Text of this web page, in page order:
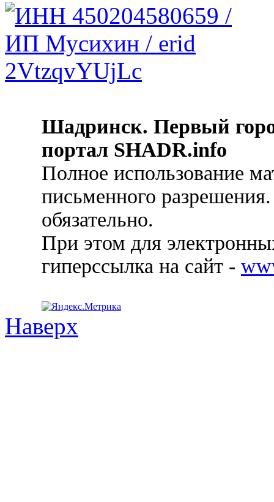
Шадринск. Первый
портал SHADR.info
Полное использование
письменного
обязательно.
При этом для
гиперссылка на сайт -
Наверх